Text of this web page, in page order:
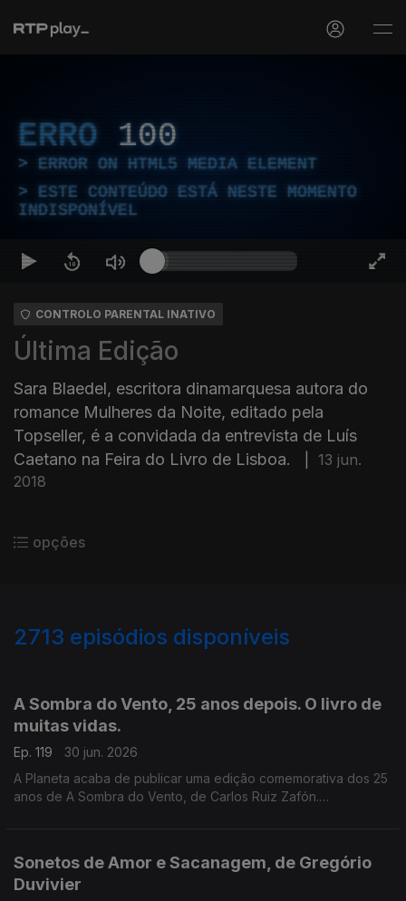
ERRO 100
ERROR ON HTML5 MEDIA ELEMENT
ESTE CONTEÚDO ESTÁ NESTE MOMENTO
INDISPONÍVEL
CONTROLO PARENTAL INATIVO
Última Edição
Sara Blaedel, escritora dinamarquesa autora do
romance Mulheres da Noite, editado pela
Topseller, é a convidada da entrevista de Luís
Caetano na Feira do Livro de Lisboa.
13 jun.
2018
opções
2713 episódios disponíveis
A Sombra do Vento, 25 anos depois. O livro de
muitas vidas.
Ep. 119
30 jun. 2026
A Planeta acaba de publicar uma edição comemorativa dos 25
anos de A Sombra do Vento, de Carlos Ruiz Zafón.
Livros Esquecidos, no Salão Nobre da Biblioteca da Academia
das Ciências, em Lisboa.
Sonetos de Amor e Sacanagem, de Gregório
Duvivier